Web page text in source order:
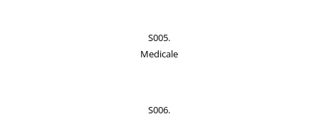
S005.
Medicale
S006.